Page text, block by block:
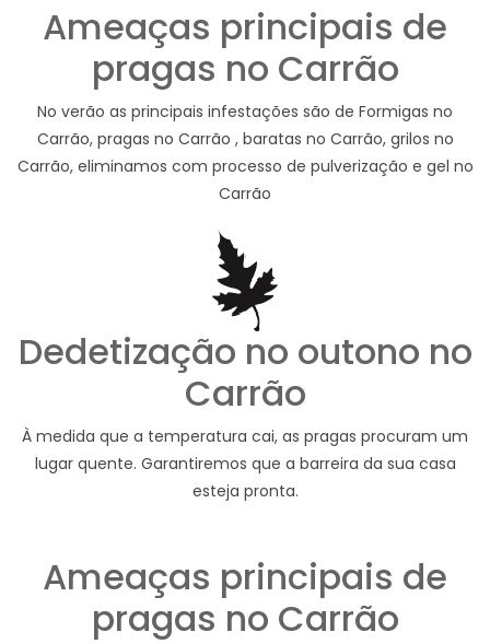
Ameaças principais de
pragas no Carrão
No verão as principais infestações são de Formigas no
Carrão, pragas no Carrão , baratas no Carrão, grilos no
Carrão, eliminamos com processo de pulverização e gel no
Carrão
Dedetização no outono no
Carrão
À medida que a temperatura cai, as pragas procuram um
lugar quente. Garantiremos que a barreira da sua casa
esteja pronta.
Ameaças principais de
pragas no Carrão